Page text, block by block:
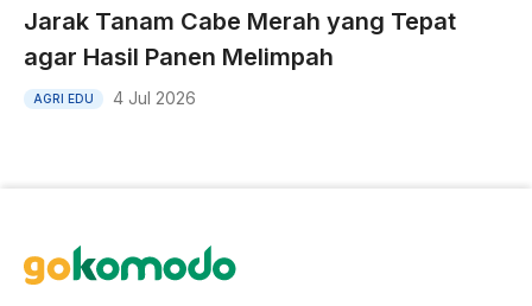
Jarak Tanam Cabe Merah yang Tepat
agar Hasil Panen Melimpah
AGRI EDU 4 Jul 2026